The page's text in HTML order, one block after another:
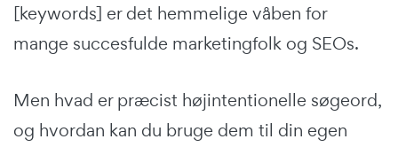
[keywords] er det hemmelige våben for
mange succesfulde marketingfolk og SEOs.
Men hvad er præcist højintentionelle søgeord,
og hvordan kan du bruge dem til din egen